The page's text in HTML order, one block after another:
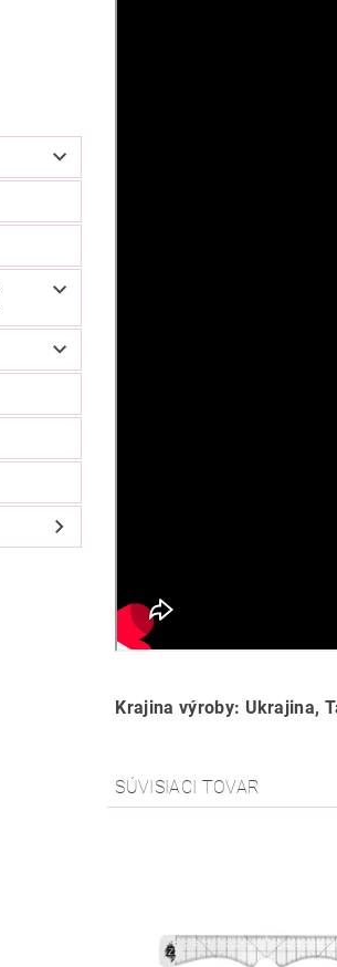
Krajina výroby: Ukrajina,
SÚVISIACI TOVAR